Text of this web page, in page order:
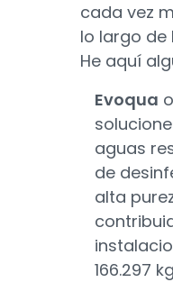
cada vez
lo largo de
He aquí
Evoqua
aguas
de
alta
166.297